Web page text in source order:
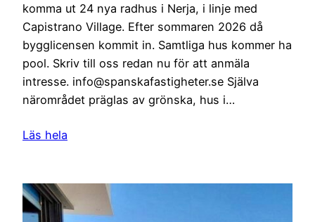
komma ut 24 nya radhus i Nerja, i linje med
Capistrano Village. Efter sommaren 2026 då
bygglicensen kommit in. Samtliga hus kommer ha
pool. Skriv till oss redan nu för att anmäla
intresse. info@spanskafastigheter.se Själva
närområdet präglas av grönska, hus i…
Läs hela